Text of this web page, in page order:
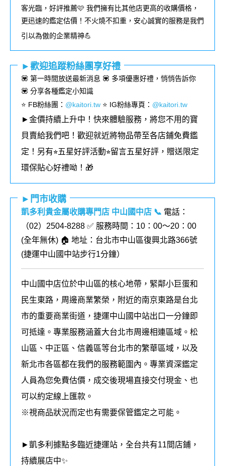
客光臨，好評推薦🩷 我們擁有比其他店更高的收購價格，
更迅速的鑑定估價！不火燒不扣重，安心誠實的服務是我們
引以為傲的企業精神💪
►歡迎追蹤粉絲團享好禮
💟 第一時間放送最新消息 💟 多項優惠好禮，悄悄告訴你
💟 分享各種鑑定小知識
⭐️ FB粉絲團 ： @kaitori.tw ⭐️ IG粉絲專頁 ： @kaitori.tw
►金價持續上升中！快來體驗服務，將您不用的寶
貝賣給我們吧！歡迎就近將物品帶至各店鋪免費鑑
定！ 另有⭐︎五星好評活動⭐︎留言五星好評，贈送限定
環保貼心好禮呦！🎁
►門市收購
凱多利貴金屬收購專門店 中山國中店 📞 電話：
（02）2504-8288 ✅ 服務時間：10：00～20：00
(全年無休) 🏠 地址：台北市中山區復興北路366號
(捷運中山國中站步行1分鐘）
中山國中店位於中山區的核心地帶，緊鄰小巨蛋和
民生東路，周邊商業繁榮，附近的南京東路是台北
市的重要商業街道，捷運中山國中站出口一分鐘即
可抵達。專業服務涵蓋大台北市周邊相連區域。松
山區、中正區、信義區等台北市的繁華區域，以及
新北市各區都在我們的服務範圍內 。 專業資深鑑定
人員為您免費估價，成交後現場直接交付現金、也
可以約定線上匯款。
※視商品狀況而定也有需要保管鑑定之可能。
►凱多利據點多臨近捷運站，全台共有11間店鋪，
持續展店中✨